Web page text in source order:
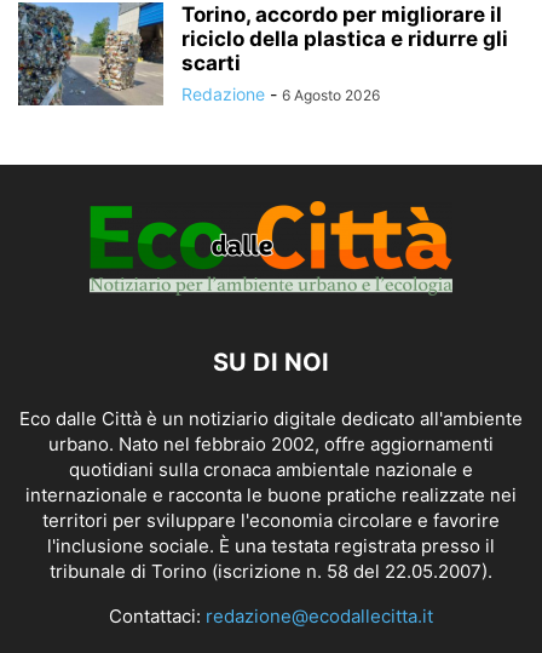
Torino, accordo per migliorare il
riciclo della plastica e ridurre gli
scarti
Redazione - 6 Agosto 2026
SU DI NOI
Eco dalle Città è un notiziario digitale dedicato all'ambiente
urbano. Nato nel febbraio 2002, offre aggiornamenti
quotidiani sulla cronaca ambientale nazionale e
internazionale e racconta le buone pratiche realizzate nei
territori per sviluppare l'economia circolare e favorire
l'inclusione sociale. È una testata registrata presso il
tribunale di Torino (iscrizione n. 58 del 22.05.2007).
Contattaci: redazione@ecodallecitta.it